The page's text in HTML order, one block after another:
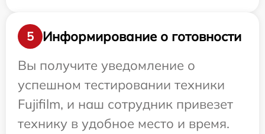
5
Информирование о готовности
Вы получите уведомление о
успешном тестировании техники
Fujifilm, и наш сотрудник привезет
технику в удобное место и время.